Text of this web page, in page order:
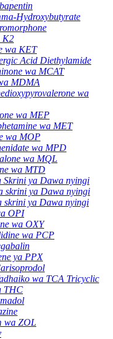
Hydroxybutyrate
K2
wa KET
Acid Diethylamide
wa MCAT
MDMA
wa
wa MEP
wa MET
wa MOP
wa MPD
wa MQL
wa MTD
Skrini ya Dawa nyingi
skrini ya Dawa nyingi
skrini ya Dawa nyingi
OPI
wa OXY
wa PCP
ya PPX
wa TCA Tricyclic
THC
wa ZOL